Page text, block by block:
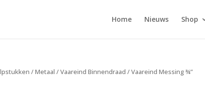
Home Nieuws Shop
/Metaal /Vaareind Binnendraad / Vaareind Messing ¾”